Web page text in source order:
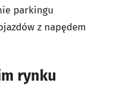
parkingu
z napędem
rynku